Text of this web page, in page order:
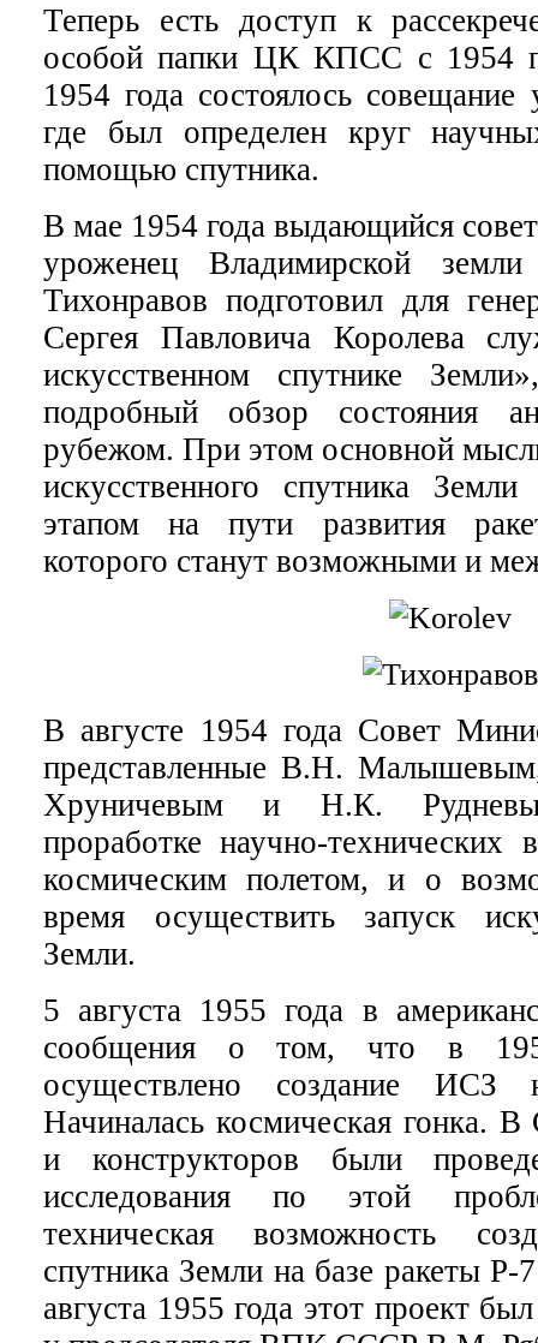
Теперь есть доступ к
особой папки ЦК КПСС с 1954
1954 года состоялось
где был определен круг
помощью спутника.
В мае 1954 года выдающийся
уроженец Владимирской
Тихонравов подготовил для
Сергея Павловича Королева
искусственном спутнике
подробный обзор состояния
рубежом. При этом основной
искусственного спутника
этапом на пути развития
которого станут возможными и
В августе 1954 года Совет
представленные В.Н.
Хруничевым и Н.К.
проработке научно-технических
космическим полетом, и о
время осуществить запуск
Земли.
5 августа 1955 года в
сообщения о том, что в
осуществлено создание ИСЗ
Начиналась космическая гонка.
и конструкторов были
исследования по этой
техническая возможность
спутника Земли на базе ракеты
августа 1955 года этот проект